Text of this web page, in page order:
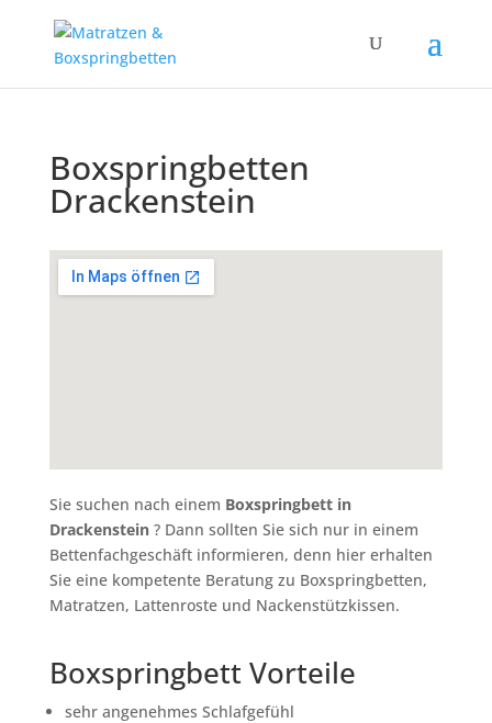
Boxspringbetten
Drackenstein
Sie suchen nach einem Boxspringbett in
Drackenstein? Dann sollten Sie sich nur in einem
Bettenfachgeschäft informieren, denn hier erhalten
Sie eine kompetente Beratung zu Boxspringbetten,
Matratzen, Lattenroste und Nackenstützkissen.
Boxspringbett Vorteile
sehr angenehmes Schlafgefühl